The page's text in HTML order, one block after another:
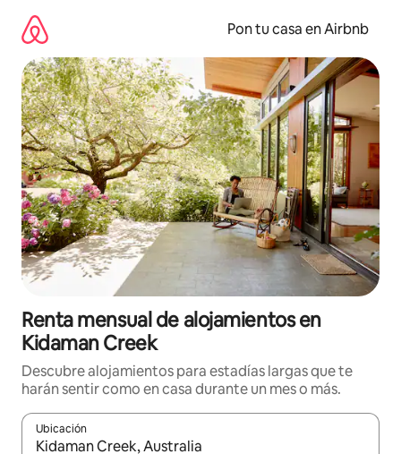
contenido
Pon tu casa en Airbnb
Renta mensual de alojamientos en
Kidaman Creek
Descubre alojamientos para estadías largas que te
harán sentir como en casa durante un mes o más.
Ubicación
Cuando los resultados estén disponibles, navega con las